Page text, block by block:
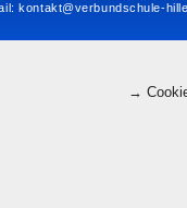
kontakt@verbundschule-
→